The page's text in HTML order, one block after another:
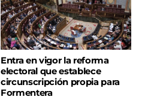
Entra en vigor la reforma
electoral que establece
circunscripción propia para
Formentera